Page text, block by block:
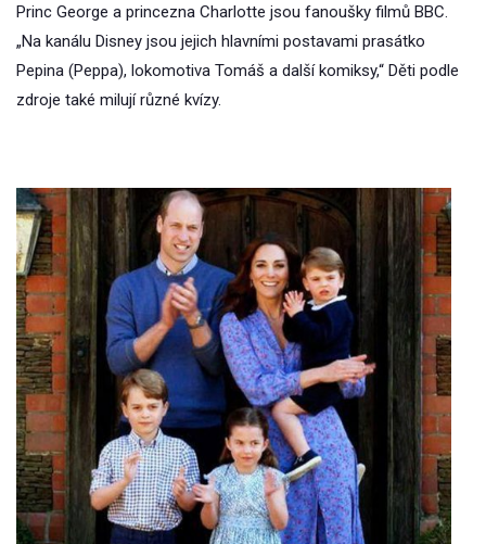
Princ George a princezna Charlotte jsou fanoušky filmů BBC.
„Na kanálu Disney jsou jejich hlavními postavami prasátko
Pepina (Peppa), lokomotiva Tomáš a další komiksy,“ Děti podle
zdroje také milují různé kvízy.